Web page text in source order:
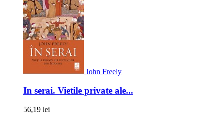
John Freely
In serai. Vietile private ale...
56,19 lei